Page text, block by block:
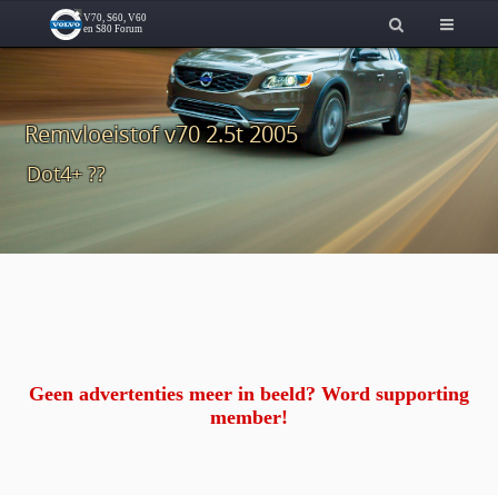
Remvloeistof v70 2.5t 2005
Dot4+ ??
Geen advertenties meer in beeld? Word supporting
member!